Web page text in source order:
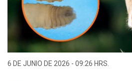
6 DE JUNIO DE 2026 - 09:26 HRS.